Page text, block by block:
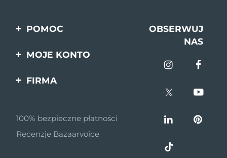
POMOC
Kontakt
OBSERWUJ
NAS
MOJE KONTO
FIRMA
Program partnerski
Wiadomości
100% bezpieczne płatności
Recenzje Bazaarvoice